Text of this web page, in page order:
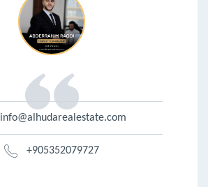
info@alhudarealestate.com
+905352079727